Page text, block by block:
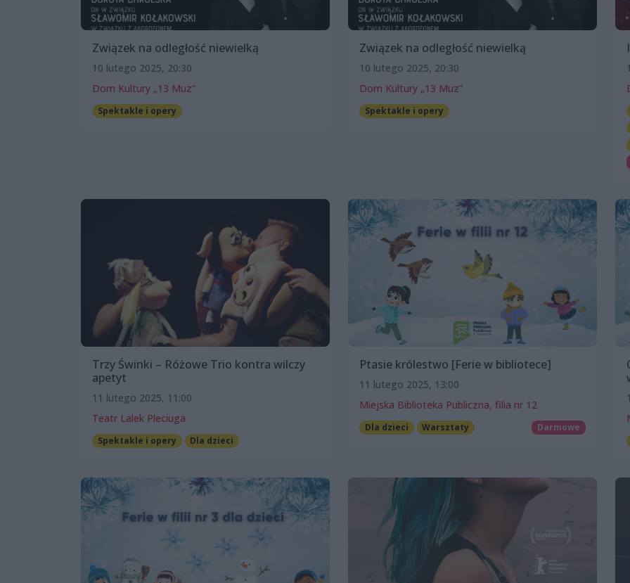
Związek na odległość niewielką
10 lutego 2025, 20:30
Dom Kultury „13 Muz”
Spektakle i opery
Związek na odległość niewielką
10 lutego 2025, 20:30
Dom Kultury „13 Muz”
Spektakle i opery
Trzy Świnki – Różowe Trio kontra wilczy
apetyt
11 lutego 2025, 11:00
Teatr Lalek Pleciuga
Spektakle i opery Dla dzieci
Ptasie królestwo [Ferie w bibliotece]
11 lutego 2025, 13:00
Miejska Biblioteka Publiczna, filia nr 12
Dla dzieci Warsztaty Darmowe